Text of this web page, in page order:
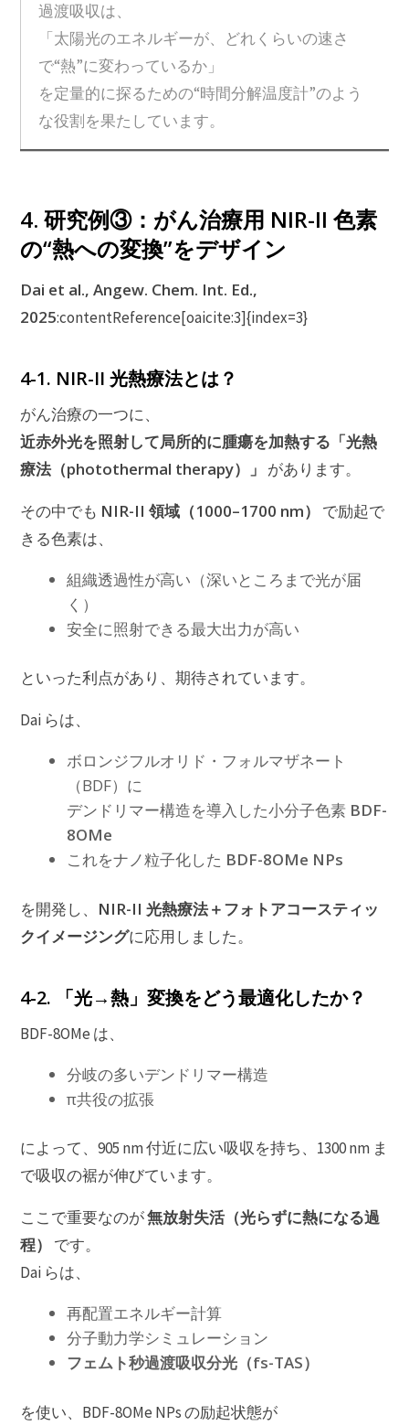
過渡吸収は、
「太陽光のエネルギーが、どれくらいの速さ
で“熱”に変わっているか」
を定量的に探るための“時間分解温度計”のよう
な役割を果たしています。
4. 研究例③：がん治療用 NIR-II 色素
の“熱への変換”をデザイン
Dai et al., Angew. Chem. Int. Ed.,
2025:contentReference[oaicite:3]{index=3}
4-1. NIR-II 光熱療法とは？
がん治療の一つに、
近赤外光を照射して局所的に腫瘍を加熱する「光熱
療法（photothermal therapy）」 があります。
その中でも NIR-II 領域（1000–1700 nm）
で励起で
きる色素は、
組織透過性が高い（深いところまで光が届
く）
安全に照射できる最大出力が高い
といった利点があり、期待されています。
Dai らは、
ボロンジフルオリド・フォルマザネート
（BDF）に
デンドリマー構造を導入した小分子色素 BDF-
8OMe
これをナノ粒子化した BDF-8OMe NPs
を開発し、 NIR-II 光熱療法＋フォトアコースティッ
クイメージングに応用しました。
4-2. 「光→熱」変換をどう最適化したか？
BDF-8OMe は、
分岐の多いデンドリマー構造
π共役の拡張
によって、905 nm 付近に広い吸収を持ち、1300 nm ま
で吸収の裾が伸びています。
ここで重要なのが無放射失活（光らずに熱になる過
程）
です。
Dai らは、
再配置エネルギー計算
分子動力学シミュレーション
フェムト秒過渡吸収分光（fs-TAS）
を使い、BDF-8OMe NPs の励起状態が